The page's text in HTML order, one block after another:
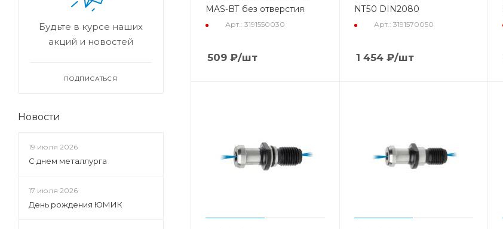
MAS-BT без отверстия
Арт.: 3191550030
509 ₽/шт
NT50 DIN2080
Арт.: 3191570050
1 454₽/шт
Будьте в курсе наших
акций и новостей
ПОДПИСАТЬСЯ
Новости
19 июля 2026
С днем металлурга
17 июля 2026
День рождения ЮМИК